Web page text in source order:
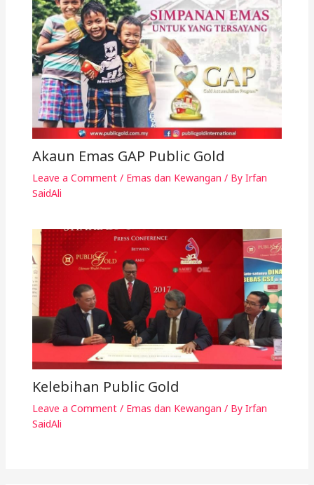
Akaun Emas GAP Public Gold
Leave a Comment / Emas dan Kewangan / By Irfan
SaidAli
Kelebihan Public Gold
Leave a Comment / Emas dan Kewangan / By Irfan
SaidAli